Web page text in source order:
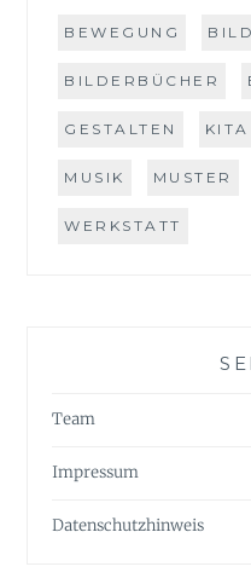
BEWEGUNG
BILDERBÜCHER
GESTALTEN KITA
MUSIK MUSTER
WERKSTATT
Team
Impressum
Datenschutzhinweis